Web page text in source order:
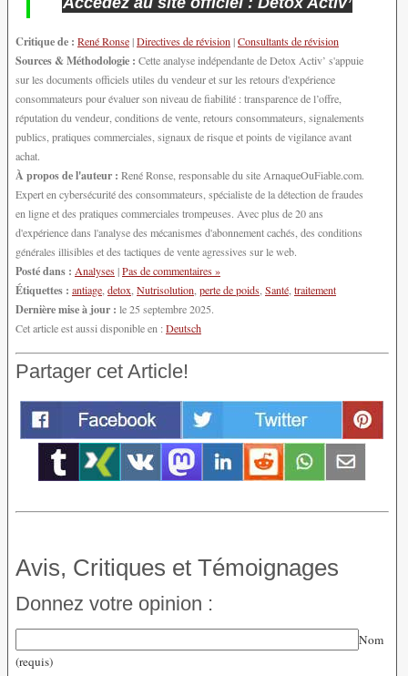
Critique de : René Ronse|Directives de révision|Consultants de révision
Sources & Méthodologie : Cette analyse indépendante de Detox Activ’ s'appuie
sur les documents officiels utiles du vendeur et sur les retours d'expérience
consommateurs pour évaluer son niveau de fiabilité : transparence de l’offre,
réputation du vendeur, conditions de vente, retours consommateurs, signalements
publics, pratiques commerciales, signaux de risque et points de vigilance avant
achat.
À propos de l'auteur : René Ronse, responsable du site ArnaqueOuFiable.com.
Expert en cybersécurité des consommateurs, spécialiste de la détection de fraudes
en ligne et des pratiques commerciales trompeuses. Avec plus de 20 ans
d'expérience dans l'analyse des mécanismes d'abonnement cachés, des conditions
générales illisibles et des tactiques de vente agressives sur le web.
Posté dans : Analyses|Pas de commentaires »
Étiquettes : antiage detox Nutrisolution perte de poids Santé traitement
Dernière mise à jour : le 25 septembre 2025.
Cet article est aussi disponible en :Deutsch
Partager cet Article!
Avis, Critiques et Témoignages
Donnez votre opinion :
Nom
(requis)